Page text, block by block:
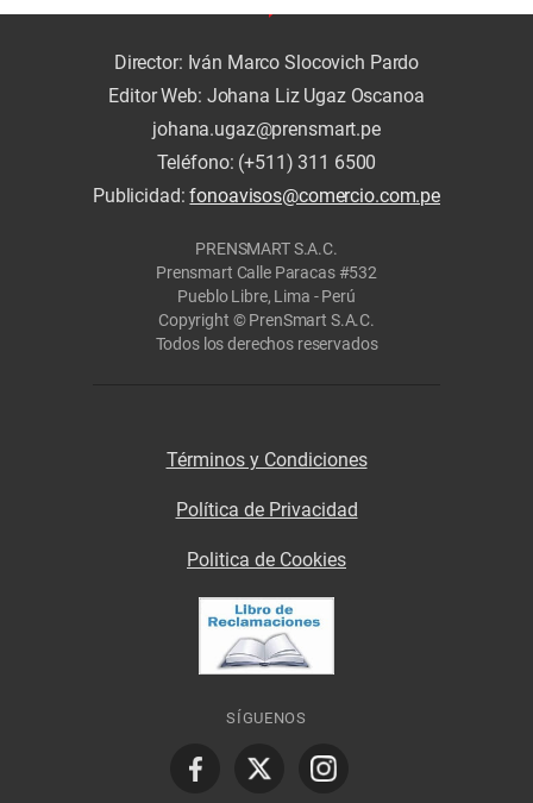
Director: Iván Marco Slocovich Pardo
Editor Web: Johana Liz Ugaz Oscanoa
johana.ugaz@prensmart.pe
Teléfono: (+511) 311 6500
Publicidad:fonoavisos@comercio.com.pe
PRENSMART S.A.C.
Prensmart Calle Paracas #532
Pueblo Libre, Lima - Perú
Copyright © PrenSmart S.A.C.
Todos los derechos reservados
Términos y Condiciones
Política de Privacidad
Politica de Cookies
SÍGUENOS